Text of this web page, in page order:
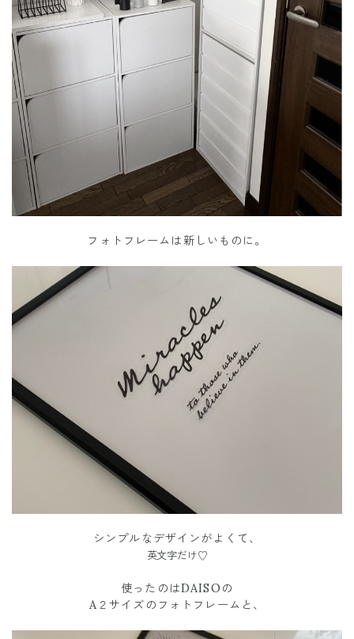
フォトフレームは新しいものに。
シンプルなデザインがよくて、
英文字だけ♡
使ったのはDAISOの
A２サイズのフォトフレームと、